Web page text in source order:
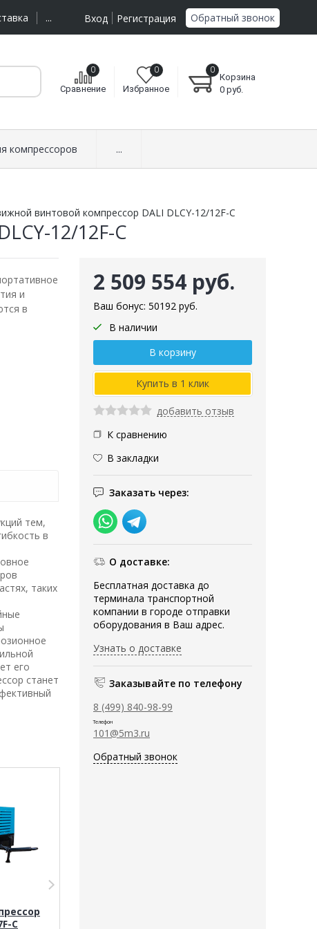
... Вход Регистрация Обратный звонок
Сравнение
0
Избранное
0
Корзина
0
0 руб.
компрессоров ...
винтовой компрессор DALI DLCY-12/12F-C
12/12F-C
2 509 554 руб.
Ваш бонус: 50192 руб.
В наличии
добавить отзыв
К сравнению
В закладки
Заказать через:
О доставке:
Бесплатная доставка до
терминала транспортной
компании в городе отправки
оборудования в Ваш адрес.
Узнать о доставке
Заказывайте по телефону
8 (499) 840-98-99
Телефон
101@5m3.ru
Обратный звонок
и
в
тем,
в
таких
его
станет
C